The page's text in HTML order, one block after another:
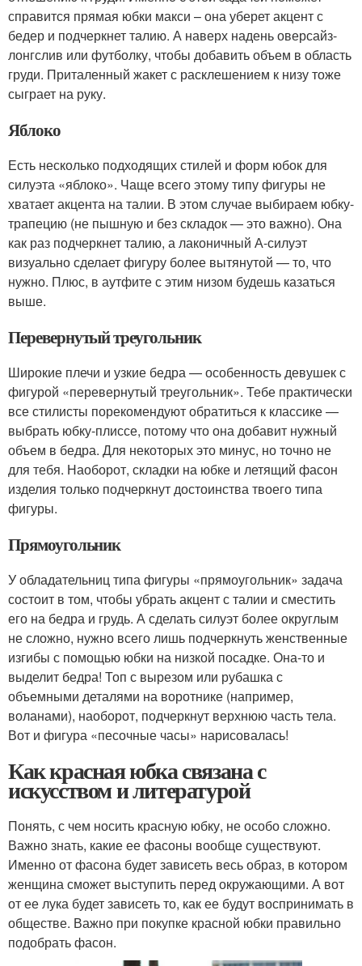
справится прямая юбки макси – она уберет акцент с
бедер и подчеркнет талию. А наверх надень оверсайз-
лонгслив или футболку, чтобы добавить объем в область
груди. Приталенный жакет с расклешением к низу тоже
сыграет на руку.
Яблоко
Есть несколько подходящих стилей и форм юбок для
силуэта «яблоко». Чаще всего этому типу фигуры не
хватает акцента на талии. В этом случае выбираем юбку-
трапецию (не пышную и без складок — это важно). Она
как раз подчеркнет талию, а лаконичный А-силуэт
визуально сделает фигуру более вытянутой — то, что
нужно. Плюс, в аутфите с этим низом будешь казаться
выше.
Перевернутый треугольник
Широкие плечи и узкие бедра — особенность девушек с
фигурой «перевернутый треугольник». Тебе практически
все стилисты порекомендуют обратиться к классике —
выбрать юбку-плиссе, потому что она добавит нужный
объем в бедра. Для некоторых это минус, но точно не
для тебя. Наоборот, складки на юбке и летящий фасон
изделия только подчеркнут достоинства твоего типа
фигуры.
Прямоугольник
У обладательниц типа фигуры «прямоугольник» задача
состоит в том, чтобы убрать акцент с талии и сместить
его на бедра и грудь. А сделать силуэт более округлым
не сложно, нужно всего лишь подчеркнуть женственные
изгибы с помощью юбки на низкой посадке. Она-то и
выделит бедра! Топ с вырезом или рубашка с
объемными деталями на воротнике (например,
воланами), наоборот, подчеркнут верхнюю часть тела.
Вот и фигура «песочные часы» нарисовалась!
Как красная юбка связана с
искусством и литературой
Понять, с чем носить красную юбку, не особо сложно.
Важно знать, какие ее фасоны вообще существуют.
Именно от фасона будет зависеть весь образ, в котором
женщина сможет выступить перед окружающими. А вот
от ее лука будет зависеть то, как ее будут воспринимать в
обществе. Важно при покупке красной юбки правильно
подобрать фасон.